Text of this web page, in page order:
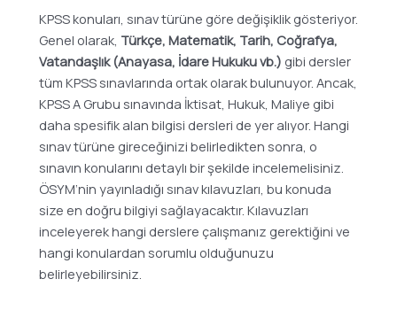
KPSS konuları, sınav türüne göre değişiklik gösteriyor.
Genel olarak, Türkçe, Matematik, Tarih, Coğrafya,
Vatandaşlık (Anayasa, İdare Hukuku vb.) gibi dersler
tüm KPSS sınavlarında ortak olarak bulunuyor. Ancak,
KPSS A Grubu sınavında İktisat, Hukuk, Maliye gibi
daha spesifik alan bilgisi dersleri de yer alıyor. Hangi
sınav türüne gireceğinizi belirledikten sonra, o
sınavın konularını detaylı bir şekilde incelemelisiniz.
ÖSYM’nin yayınladığı sınav kılavuzları, bu konuda
size en doğru bilgiyi sağlayacaktır. Kılavuzları
inceleyerek hangi derslere çalışmanız gerektiğini ve
hangi konulardan sorumlu olduğunuzu
belirleyebilirsiniz.